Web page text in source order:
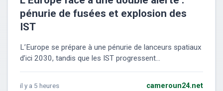
pénurie de fusées et explosion des
IST
L’Europe se prépare à une pénurie de lanceurs spatiaux
d’ici 2030, tandis que les IST progressent...
il y a 5 heures cameroun24.net